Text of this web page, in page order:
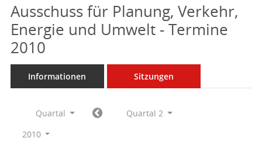
Ausschuss für Planung, Verkehr,
Energie und Umwelt - Termine
2010
Informationen Sitzungen
Quartal
Quartal 2
2010